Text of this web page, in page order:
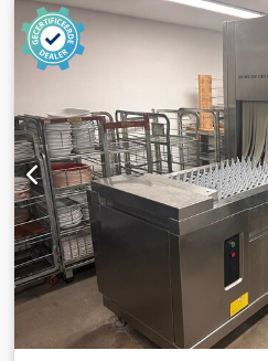
110/300 W / 1100 rpm
Ventilatorwiel: Ø 150 x 240 mm
Afmetingen: 1040/220/H200